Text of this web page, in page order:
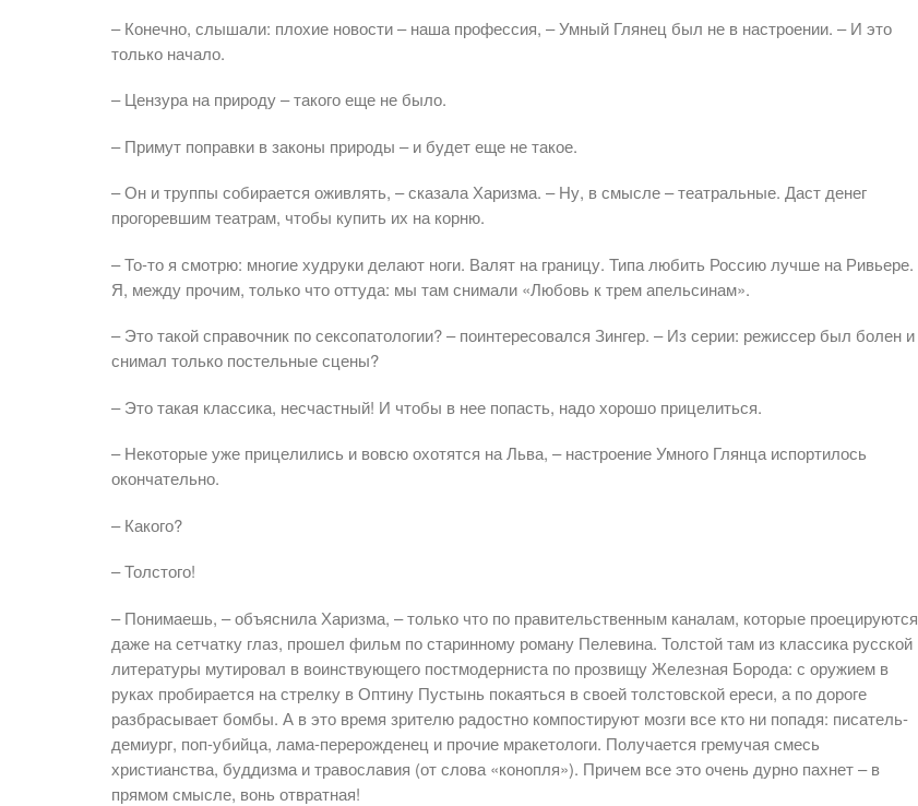
– Конечно, слышали: плохие новости – наша профессия, – Умный Глянец был не в настроении. – И это
только начало.
– Цензура на природу – такого еще не было.
– Примут поправки в законы природы – и будет еще не такое.
– Он и труппы собирается оживлять, – сказала Харизма. – Ну, в смысле – театральные. Даст денег
прогоревшим театрам, чтобы купить их на корню.
– То-то я смотрю: многие худруки делают ноги. Валят на границу. Типа любить Россию лучше на Ривьере.
Я, между прочим, только что оттуда: мы там снимали «Любовь к трем апельсинам».
– Это такой справочник по сексопатологии? – поинтересовался Зингер. – Из серии: режиссер был болен и
снимал только постельные сцены?
– Это такая классика, несчастный! И чтобы в нее попасть, надо хорошо прицелиться.
– Некоторые уже прицелились и вовсю охотятся на Льва, – настроение Умного Глянца испортилось
окончательно.
– Какого?
– Толстого!
– Понимаешь, – объяснила Харизма, – только что по правительственным каналам, которые проецируются
даже на сетчатку глаз, прошел фильм по старинному роману Пелевина. Толстой там из классика русской
литературы мутировал в воинствующего постмодерниста по прозвищу Железная Борода: с оружием в
руках пробирается на стрелку в Оптину Пустынь покаяться в своей толстовской ереси, а по дороге
разбрасывает бомбы. А в это время зрителю радостно компостируют мозги все кто ни попадя: писатель-
демиург, поп-убийца, лама-перерожденец и прочие мракетологи. Получается гремучая смесь
христианства, буддизма и травославия (от слова «конопля»). Причем все это очень дурно пахнет – в
прямом смысле, вонь отвратная!